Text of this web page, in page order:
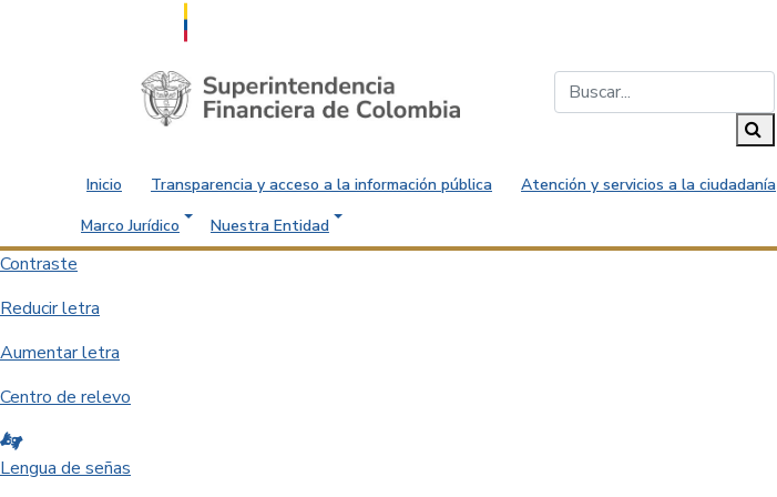
Saltar al contenido principal
Inicio Transparencia y acceso a la información pública Atención y servicios a la ciudadanía
Marco Jurídico
Nuestra Entidad
Contraste
Reducir letra
Aumentar letra
Centro de relevo
Lengua de señas